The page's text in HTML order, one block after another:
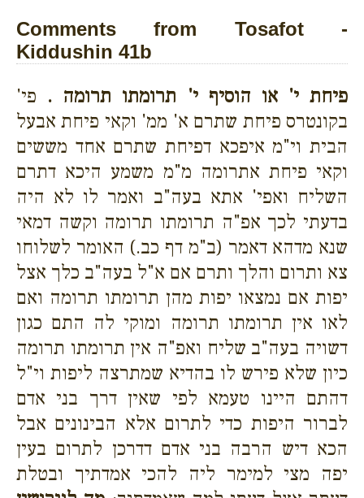
Comments from Tosafot -
Kiddushin 41b
פיחת י' או הוסיף י' תרומתו תרומה . פי'
בקונטרס פיחת שתרם א' ממ' וקאי פיחת אבעל
הבית וי"מ איפכא דפיחת שתרם אחד מששים
וקאי פיחת אתרומה מ"מ משמע היכא דתרם
השליח ואפי' אתא בעה"ב ואמר לו לא היה
בדעתי לכך אפ"ה תרומתו תרומה וקשה דמאי
שנא מדהא דאמר (ב"מ דף כב.) האומר לשלוחו
צא ותרום והלך ותרם אם א"ל בעה"ב כלך אצל
יפות אם נמצאו יפות מהן תרומתו תרומה ואם
לאו אין תרומתו תרומה ומוקי לה התם כגון
דשויה בעה"ב שליח ואפ"ה אין תרומתו תרומה
כיון שלא פירש לו בהדיא שמתרצה ליפות וי"ל
דהתם היינו טעמא לפי שאין דרך בני אדם
לברור היפות כדי לתרום אלא הבינונים אבל
הכא דיש הרבה בני אדם דדרכן לתרום בעין
יפה מצי למימר ליה להכי אמדתיך ובטלת